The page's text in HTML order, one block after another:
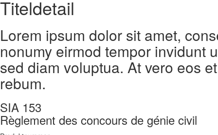
Titeldetail
Lorem ipsum dolor sit amet,
nonumy eirmod tempor invidunt
sed diam voluptua. At vero eos
rebum.
SIA 153
Règlement des concours de génie civil